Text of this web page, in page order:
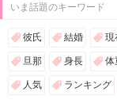
いま話題のキーワード
彼氏 結婚 現
旦那 身長 体
人気 ランキング